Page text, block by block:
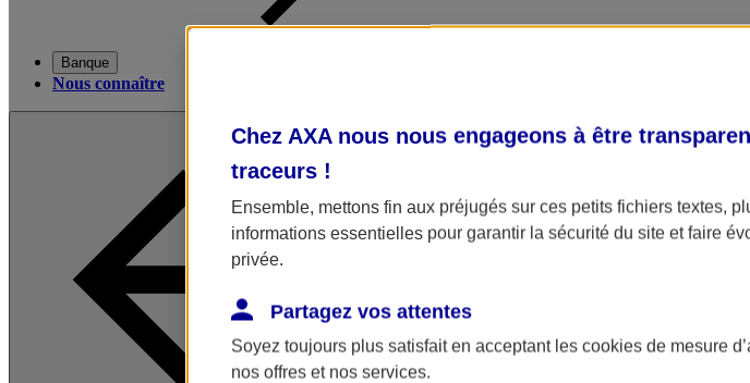
Banque
Nous connaître
Chez AXA nous nous engageons à être
traceurs !
Ensemble, mettons fin aux préjugés sur ces petits fichiers textes,
informations essentielles pour garantir la sécurité du site et faire
privée.
Partagez vos attentes
Soyez toujours plus satisfait en acceptant les cookies de mesure
nos offres et nos services.